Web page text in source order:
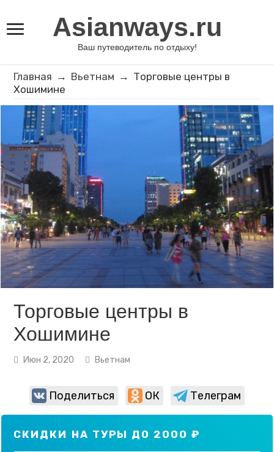
Asianways.ru
Ваш путеводитель по отдыху!
Главная → Вьетнам → Торговые центры в
Хошимине
Торговые центры в
Хошимине
Июн 2, 2020 Вьетнам
Поделиться ОК Телеграм
СКИДКИ НА ТУРЫ ДО 2000 ₽